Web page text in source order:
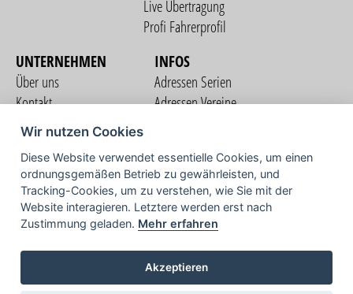
Live Übertragung
Profi Fahrerprofil
UNTERNEHMEN
Über uns
Kontakt
Nutzungsbedingungen
Datenschutzerklärung
Impressum
INFOS
Adressen Serien
Adressen Vereine
COMMUNITY
TV
Wir nutzen Cookies
Diese Website verwendet essentielle Cookies, um einen
ordnungsgemäßen Betrieb zu gewährleisten, und
Tracking-Cookies, um zu verstehen, wie Sie mit der
Website interagieren. Letztere werden erst nach
Zustimmung geladen. Mehr erfahren
Akzeptieren